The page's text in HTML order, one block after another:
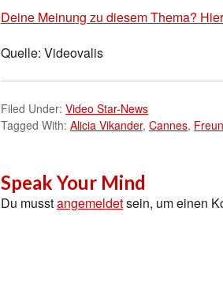
Deine Meinung zu diesem Thema?
Quelle: Videovalis
Filed Under: Video Star-News
Tagged With: Alicia Vikander, Cannes,
Speak Your Mind
Du musstangemeldetsein, um einen